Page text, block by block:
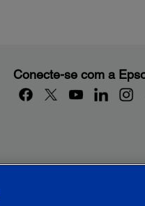
Conecte-se com a